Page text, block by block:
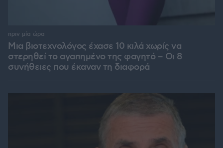
Μια βιοτεχνολόγος έχασε 10 κιλά χωρίς να
στερηθεί το αγαπημένο της φαγητό – Οι 8
συνήθειες που έκαναν τη διαφορά
πριν μία ώρα